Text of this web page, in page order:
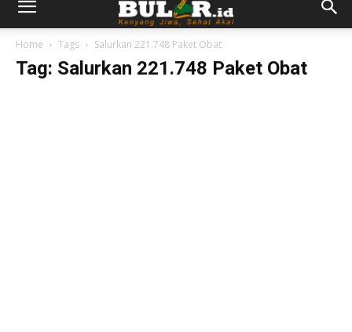
Home Tags Salurkan 221.748 Paket Obat
Tag: Salurkan 221.748 Paket Obat